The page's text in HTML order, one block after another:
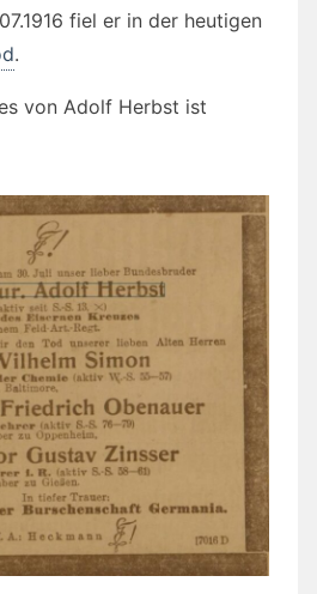
fiel er in der heutigen
.
von Adolf Herbst ist